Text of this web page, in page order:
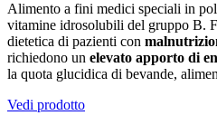
Alimento a fini medici speciali in
vitamine idrosolubili del gruppo B.
dietetica di pazienti con
richiedono un elevato apporto di
la quota glucidica di bevande,
Vedi prodotto